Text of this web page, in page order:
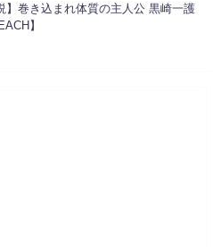
】巻き込まれ体質の主人公 黒崎一護
】